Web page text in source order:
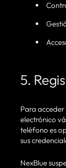
5.
Para
electrónico
teléfono es
sus
NexBlue